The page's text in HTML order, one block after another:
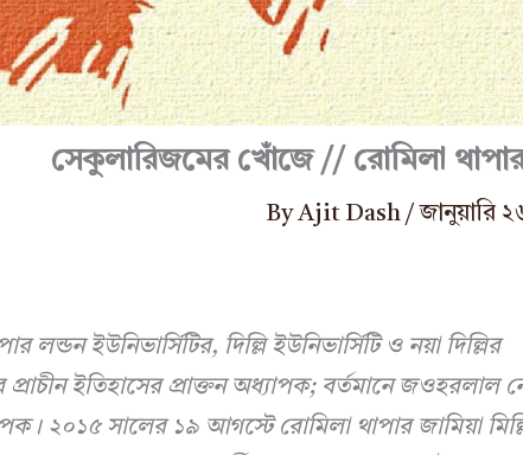
সেকুলারিজমের খোঁজে // রোমিলা
ByAjit Dash / জানুয়ারি
লন্ডন ইউনিভার্সিটির, দিল্লি ইউনিভার্সিটি ও নয়া দিল্লির
ইতিহাসের প্রাক্তন অধ্যাপক; বর্তমানে জওহরলাল
২০১৫ সালের ১৯ আগস্টে রোমিলা থাপার জামিয়া